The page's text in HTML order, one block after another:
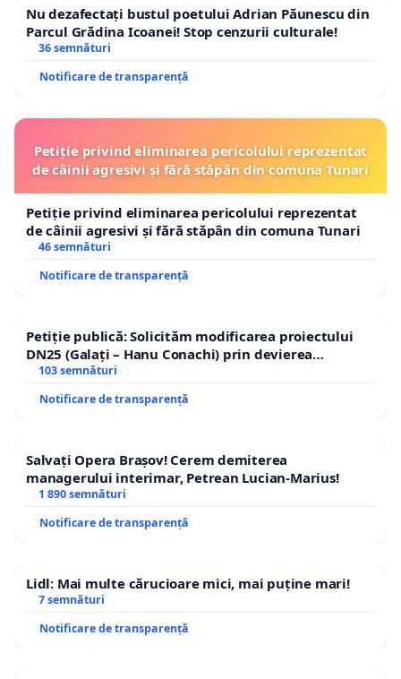
Nu dezafectați bustul poetului Adrian Păunescu din
Parcul Grădina Icoanei! Stop cenzurii culturale!
36 semnături
Notificare de transparență
Petiție privind eliminarea pericolului reprezentat
de câinii agresivi și fără stăpân din comuna Tunari
Petiție privind eliminarea pericolului reprezentat
de câinii agresivi și fără stăpân din comuna Tunari
46 semnături
Notificare de transparență
Petiție publică: Solicităm modificarea proiectului
DN25 (Galați – Hanu Conachi) prin devierea
traseului în afara localităților!
103 semnături
Notificare de transparență
Salvați Opera Brașov! Cerem demiterea
managerului interimar, Petrean Lucian-Marius!
1 890 semnături
Notificare de transparență
Lidl: Mai multe cărucioare mici, mai puține mari!
7 semnături
Notificare de transparență